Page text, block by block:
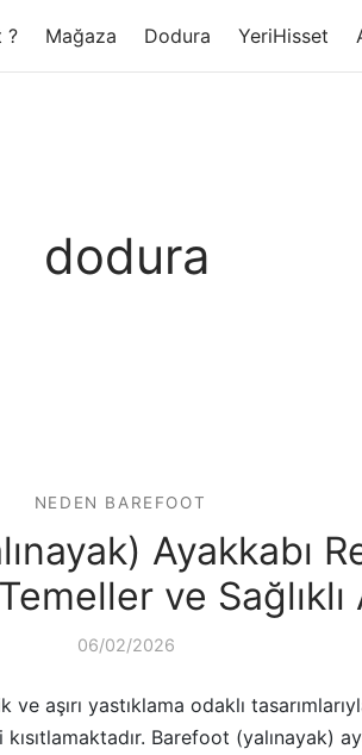
? Mağaza Dodura YeriHisset
dodura
NEDEN BAREFOOT
Ayakkabı
ve Sağlıklı
06/02/2026
aşırı yastıklama odaklı
Barefoot (yalınayak)